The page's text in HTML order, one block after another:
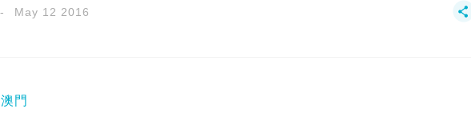
May 12 2016
澳門